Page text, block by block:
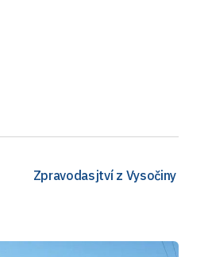
Zpravodasjtví z Vysočiny